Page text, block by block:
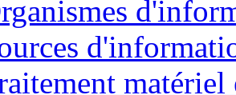
matériel